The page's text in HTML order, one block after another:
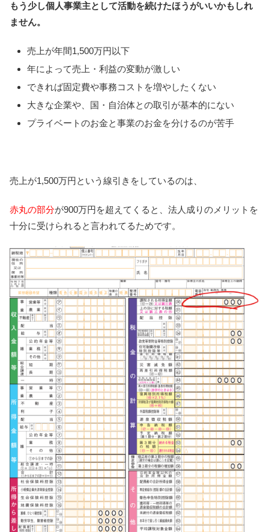
もう少し個人事業主として活動を続けたほうがいいかもしれ
ません。
売上が年間1,500万円以下
年によって売上・利益の変動が激しい
できれば固定費や事務コストを増やしたくない
大きな企業や、国・自治体との取引が基本的にない
プライベートのお金と事業のお金を分けるのが苦手
売上が1,500万円という線引きをしているのは、
赤丸の部分が900万円を超えてくると、法人成りのメリットを
十分に受けられると言われてるためです。